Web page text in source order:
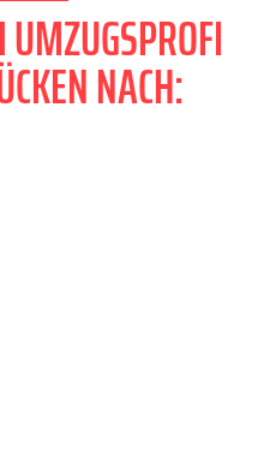
NACH: